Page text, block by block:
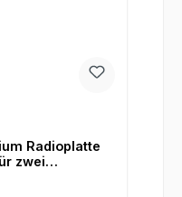
Radioplatte
zwei